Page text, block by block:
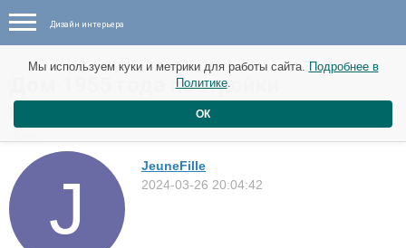
Дизайн интерьера
Дом 1955 года постройки
площадью 145 м2 в Швеции
JeuneFille
2024-03-26 20:04:42
Мы используем куки и метрики для работы сайта. Подробнее в
Политике.
ОК